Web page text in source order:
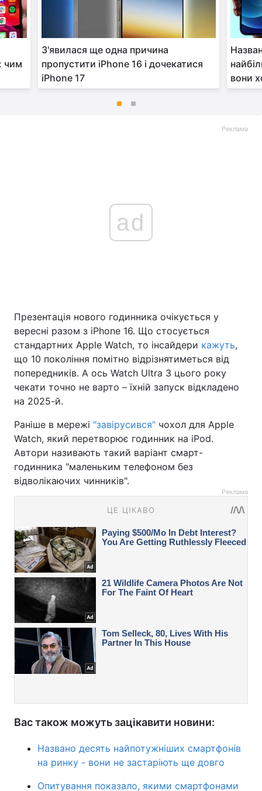
чим
З'явилася ще одна причина
пропустити iPhone 16 і дочекатися
iPhone 17
вони
Реклама
ad
Презентація нового годинника очікується у
вересні разом з iPhone 16. Що стосується
стандартних Apple Watch, то інсайдери кажуть,
що 10 покоління помітно відрізнятиметься від
попередників. А ось Watch Ultra 3 цього року
чекати точно не варто – їхній запуск відкладено
на 2025-й.
Раніше в мережі "завірусився" чохол для Apple
Watch, який перетворює годинник на iPod.
Автори називають такий варіант смарт-
годинника "маленьким телефоном без
відволікаючих чинників".
Реклама
Вас також можуть зацікавити новини:
Названо десять найпотужніших смартфонів
на ринку - вони не застаріють ще довго
Опитування показало, якими смартфонами